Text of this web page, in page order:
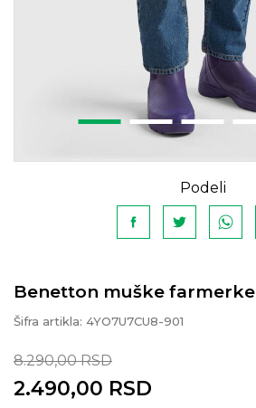
Podeli
Benetton muške farmerke
Šifra artikla: 4YO7U7CU8-901
8.290,00 RSD
2.490,00 RSD